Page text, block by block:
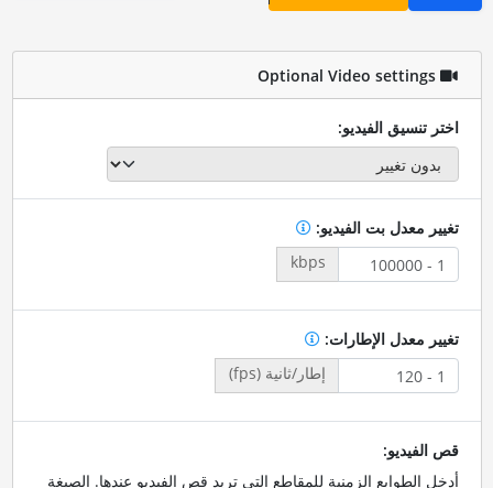
Optional Video settings
اختر تنسيق الفيديو:
تغيير معدل بت الفيديو:
kbps
تغيير معدل الإطارات:
إطار/ثانية (fps)
قص الفيديو:
أدخِل الطوابع الزمنية للمقاطع التي تريد قص الفيديو عندها. الصيغة